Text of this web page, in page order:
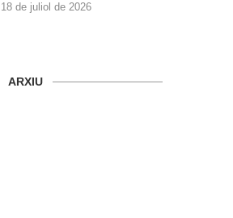
18 de juliol de 2026
ARXIU